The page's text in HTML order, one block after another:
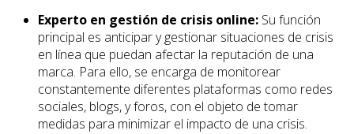
Experto en gestión de crisis online: Su función
principal es anticipar y gestionar situaciones de crisis
en línea que puedan afectar la reputación de una
marca. Para ello, se encarga de monitorear
constantemente diferentes plataformas como redes
sociales, blogs, y foros, con el objeto de tomar
medidas para minimizar el impacto de una crisis.